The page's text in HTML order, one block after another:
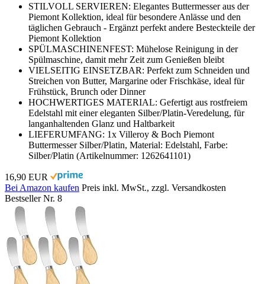
STILVOLL SERVIEREN: Elegantes Buttermesser aus der
Piemont Kollektion, ideal für besondere Anlässe und den
täglichen Gebrauch - Ergänzt perfekt andere Besteckteile der
Piemont Kollektion
SPÜLMASCHINENFEST: Mühelose Reinigung in der
Spülmaschine, damit mehr Zeit zum Genießen bleibt
VIELSEITIG EINSETZBAR: Perfekt zum Schneiden und
Streichen von Butter, Margarine oder Frischkäse, ideal für
Frühstück, Brunch oder Dinner
HOCHWERTIGES MATERIAL: Gefertigt aus rostfreiem
Edelstahl mit einer eleganten Silber/Platin-Veredelung, für
langanhaltenden Glanz und Haltbarkeit
LIEFERUMFANG: 1x Villeroy & Boch Piemont
Buttermesser Silber/Platin, Material: Edelstahl, Farbe:
Silber/Platin (Artikelnummer: 1262641101)
16,90 EUR
Bei Amazon kaufen Preis inkl. MwSt., zzgl. Versandkosten
Bestseller Nr. 8